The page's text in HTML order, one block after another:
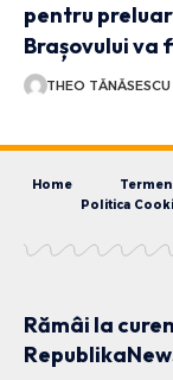
pentru
Brașovului va
THEO TĂNĂSESCU
Home
Politica
Rămâi la